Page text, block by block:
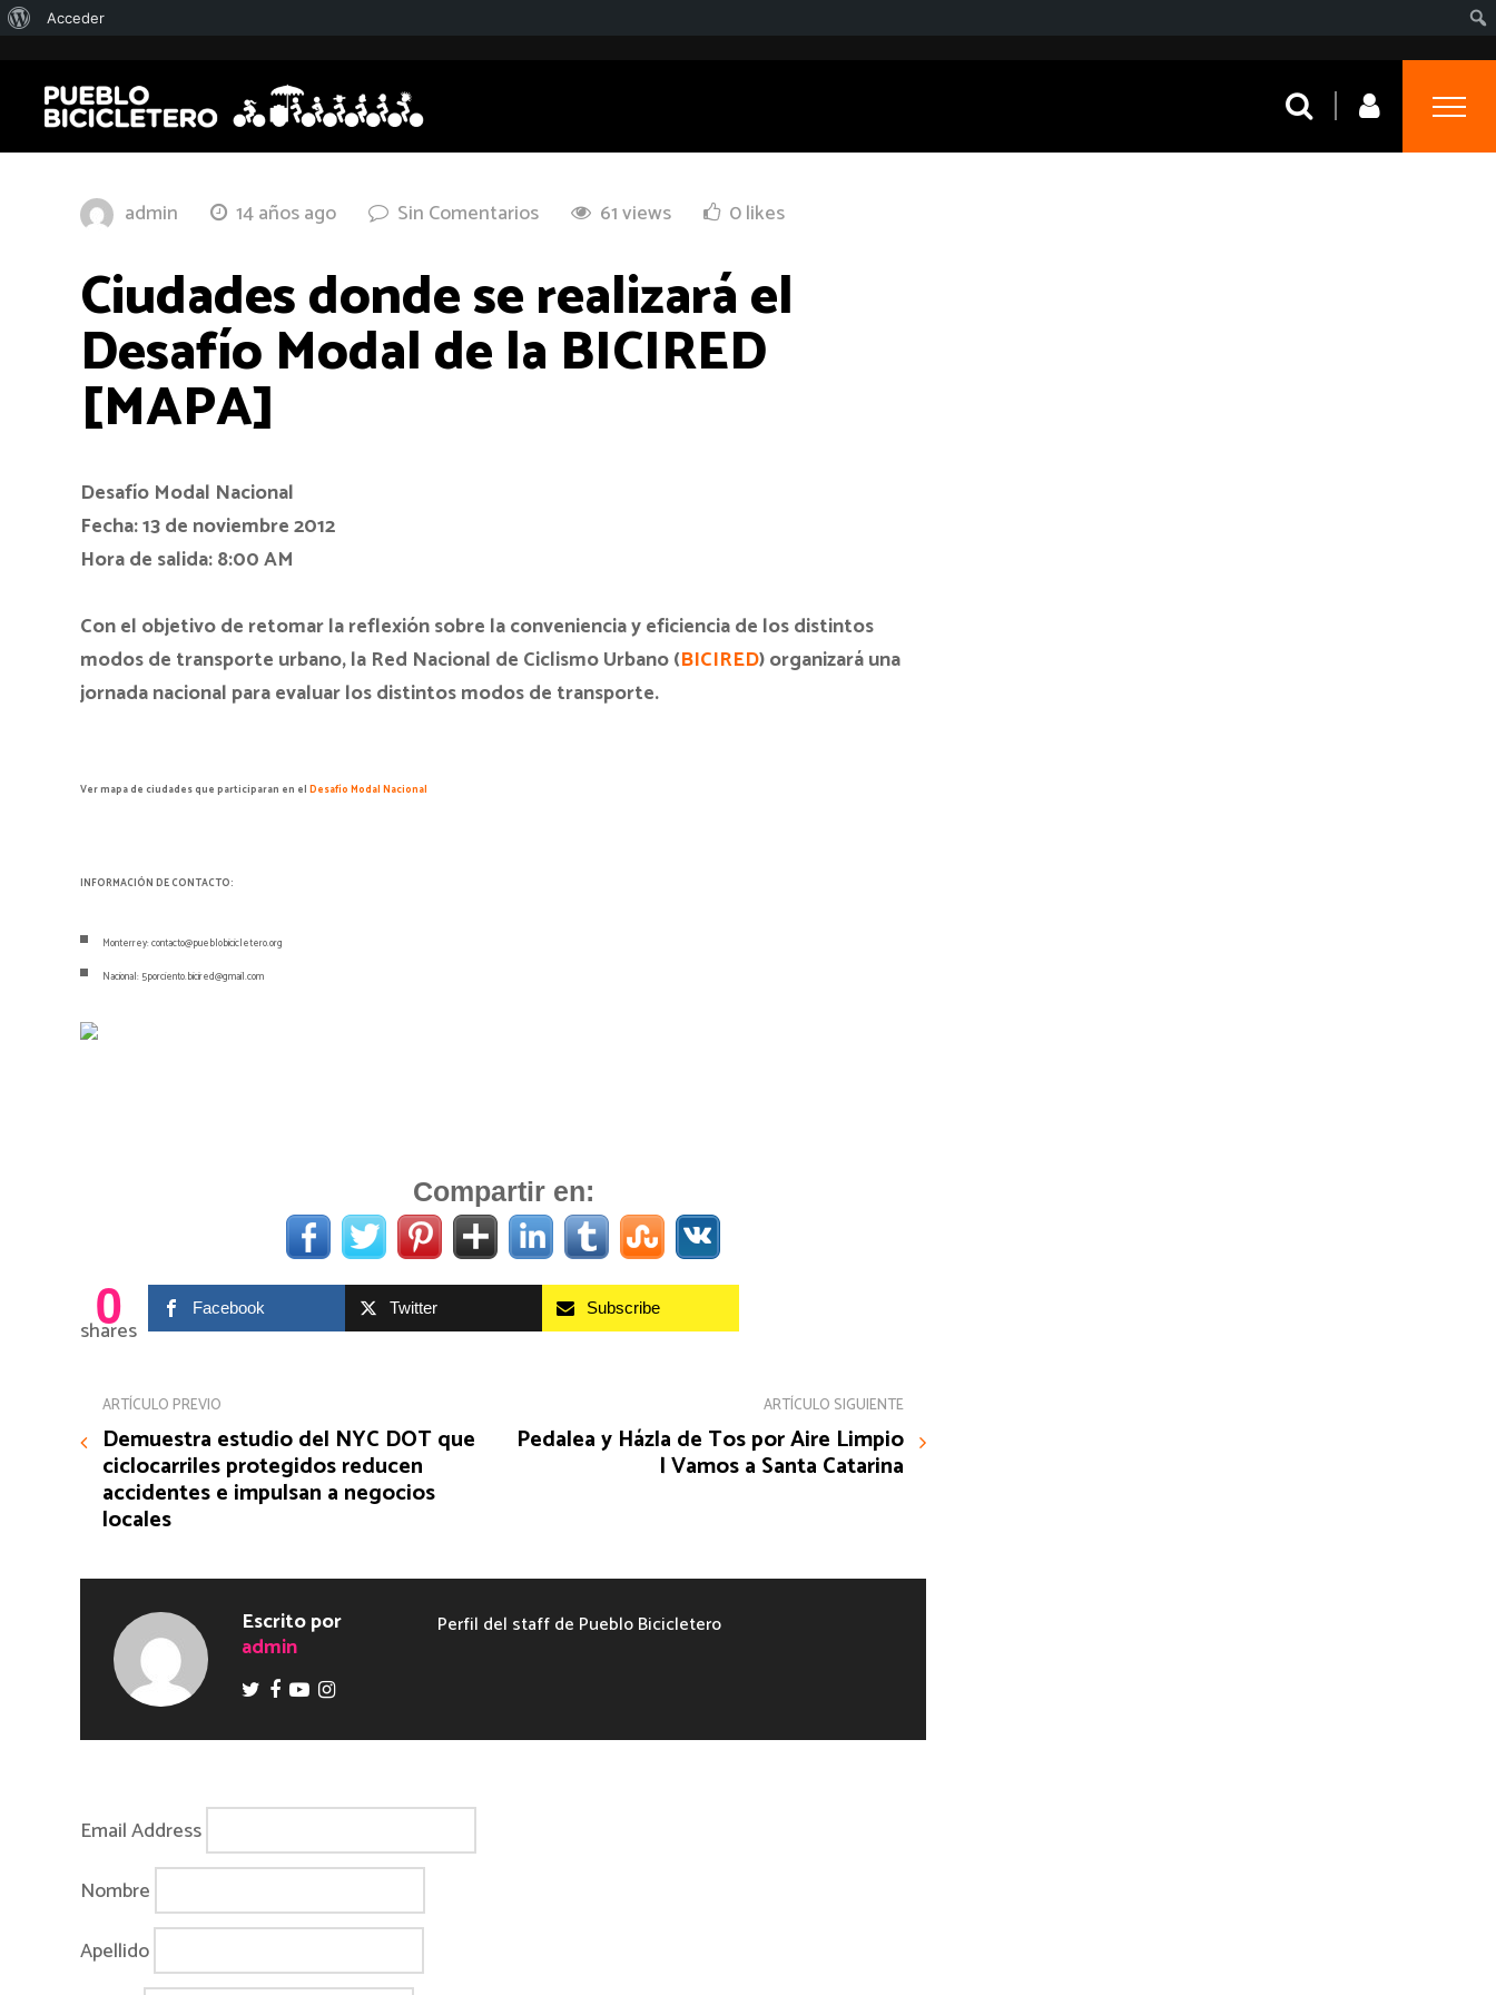
admin 14 años ago Sin Comentarios 61 views 0 likes
Ciudades donde se realizará el
Desafío Modal de la BICIRED
[MAPA]
Desafío Modal Nacional
Fecha: 13 de noviembre 2012
Hora de salida: 8:00 AM
Con el objetivo de retomar la reflexión sobre la conveniencia y eficiencia de los distintos
modos de transporte urbano, la Red Nacional de Ciclismo Urbano (BICIRED) organizará una
jornada nacional para evaluar los distintos modos de transporte.
Ver mapa de ciudades que participaran en el Desafío Modal Nacional
INFORMACIÓN DE CONTACTO:
Monterrey: contacto@pueblobicicletero.org
Nacional: 5porciento.bicired@gmail.com
Compartir en:
0
shares
Facebook Twitter Subscribe
ARTÍCULO PREVIO
Demuestra estudio del NYC DOT que
ciclocarriles protegidos reducen
accidentes e impulsan a negocios
locales
ARTÍCULO SIGUIENTE
Pedalea y Házla de Tos por Aire Limpio
| Vamos a Santa Catarina
Escrito por
admin
Perfil del staff de Pueblo Bicicletero
Email Address
Nombre
Apellido
Acerca
WordPress
Acceder